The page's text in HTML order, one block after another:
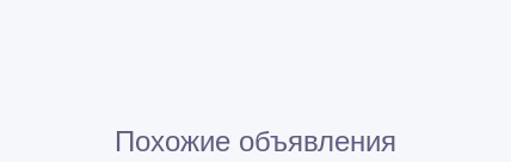
Похожие объявления